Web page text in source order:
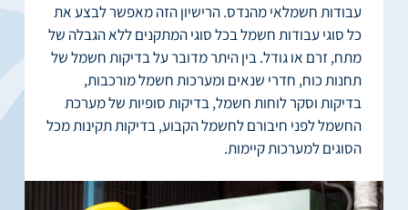
עבודות חשמלאי מהנדס. הרישיון הזה מאפשר לבצע את
כל סוגי עבודות חשמל בכל סוגי המתקנים ללא הגבלה של
מתח, זרם או גודל. בין היתר מדובר על בדיקות חשמל של
תחנות כוח, חדרי שנאים ומערכות חשמל מורכבות,
בדיקות וסקר לוחות חשמל, בדיקות סופיות של מערכת
החשמל לפני חיבורם לחשמל הקבוע, בדיקות תקינות מכל
הסוגים למערכות קיימות.